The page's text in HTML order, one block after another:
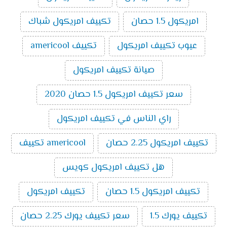
حصان بارد ساخن10000
سعر تكييف ميديا اسبليت ارضي سقفي 3 حصان
بارد ساخن11800
سعر تكييف ميديا اسبليت ارضي سقفي 4 حصان
بارد ساخن16200
بارد ساخن18300
تكييفات ميديا
تُعد تكييفات ميديا من ماركات التكييف المتميزة التي تتوفر
بالأسواق ومن أهم مميزاتها سعرها المناسب ومن أهم ما
يميز تكييفات ميديا الآتي:
الذكاء الصناعي:تُعتبر تكييفات ميديا من أفضل
ماركات التكييف الذكية حيث أن بعض الموديلات التي
تصدر منه تمتلك إمكانية الاتصال بالواي فاي والتي
تسمح بالتحكم فيه من خارج المنزل.
خاصية البلازما: تنقي هذه الخاصية الموجودة في عدد
امريكول 1.5 حصان
تكييف امريكول شباك
عيوب تكييف امريكول
تكييف americool
صيانة تكييف امريكول
سعر تكييف امريكول 1.5 حصان 2020
راي الناس في تكييف امريكول
تكييف امريكول 2.25 حصان
americool تكييف
هل تكييف امريكول كويس
تكييف امريكول 1.5 حصان
تكييف امريكول
تكييف يورك 1.5
سعر تكييف يورك 2.25 حصان